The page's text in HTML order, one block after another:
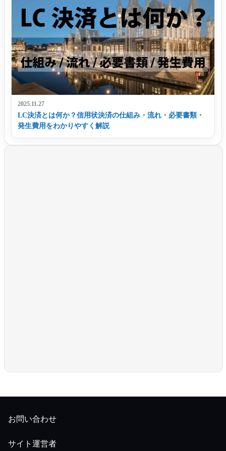
2025.11.27
LC決済とは何か？信用状決済の仕組み・流れ・必要書類・
発生費用をわかりやすく解説
お問い合わせ
サイト運営者